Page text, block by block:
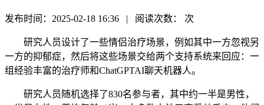
发布时间：2025-02-18 16:36 | 阅读次数： 次
研究人员设计了一些情侣治疗场景，例如其中一方忽视另
一方的抑郁症，然后将这些场景交给两个支持系统来回应：一
组经验丰富的治疗师和ChatGPTAI聊天机器人。
研究人员随机选择了830名参与者，其中约一半是男性，